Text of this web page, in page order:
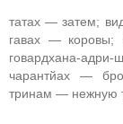
татах — затем;
гавах — коровы;
говардхана-
чарантйах —
тринам — нежную